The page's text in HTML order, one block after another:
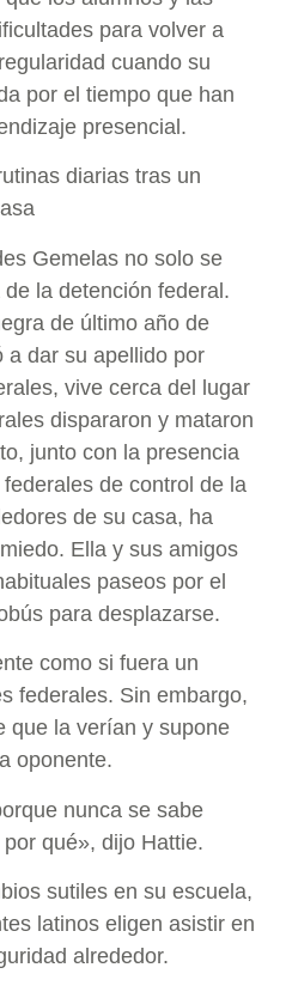
para volver a
cuando su
por el tiempo que han
presencial.
diarias tras un
Gemelas no solo se
la detención federal.
de último año de
a dar su apellido por
vive cerca del lugar
dispararon y mataron
junto con la presencia
de control de la
de su casa, ha
Ella y sus amigos
paseos por el
para desplazarse.
como si fuera un
federales. Sin embargo,
que la verían y supone
oponente.
nunca se sabe
qué», dijo Hattie.
sutiles en su escuela,
latinos eligen asistir en
alrededor.